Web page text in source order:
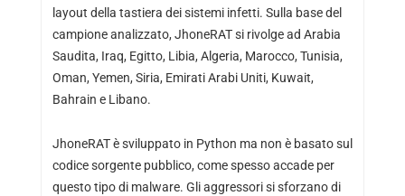
layout della tastiera dei sistemi infetti. Sulla base del
campione analizzato, JhoneRAT si rivolge ad Arabia
Saudita, Iraq, Egitto, Libia, Algeria, Marocco, Tunisia,
Oman, Yemen, Siria, Emirati Arabi Uniti, Kuwait,
Bahrain e Libano.
JhoneRAT è sviluppato in Python ma non è basato sul
codice sorgente pubblico, come spesso accade per
questo tipo di malware. Gli aggressori si sforzano di